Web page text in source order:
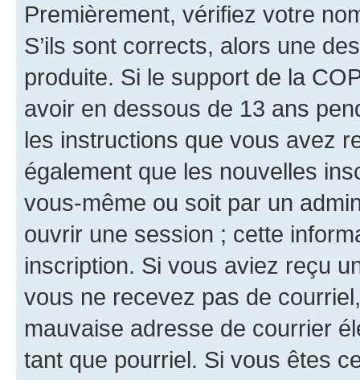
Premièrement, vérifiez votre
S’ils sont corrects, alors une
produite. Si le support de la
avoir en dessous de 13 ans
les instructions que vous avez
également que les nouvelles
vous-même ou soit par un
ouvrir une session ; cette
inscription. Si vous aviez reçu
vous ne recevez pas de
mauvaise adresse de courrier
tant que pourriel. Si vous êtes